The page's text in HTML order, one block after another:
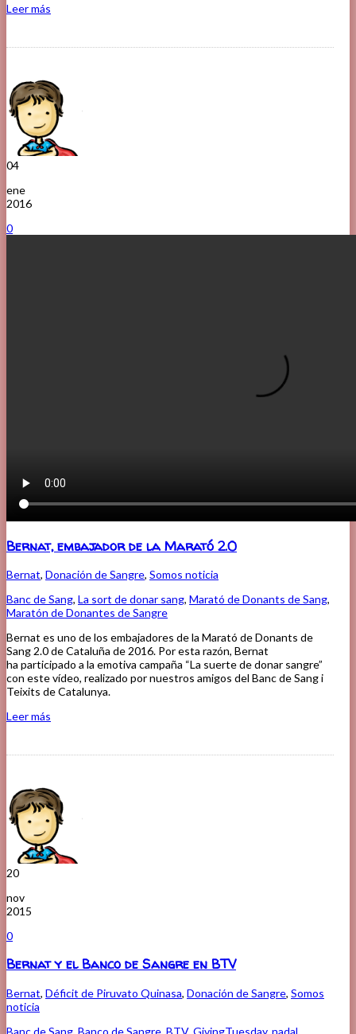
Leer más
04
ene
2016
0
Bernat, embajador de la Marató 2.0
Bernat, Donación de Sangre, Somos noticia
Banc de Sang, La sort de donar sang, Marató de Donants de Sang,
Maratón de Donantes de Sangre
Bernat es uno de los embajadores de la Marató de Donants de
Sang 2.0 de Cataluña de 2016. Por esta razón, Bernat
ha participado a la emotiva campaña “La suerte de donar sangre”
con este vídeo, realizado por nuestros amigos del Banc de Sang i
Teixits de Catalunya.
Leer más
20
nov
2015
0
Bernat y el Banco de Sangre en BTV
Bernat, Déficit de Piruvato Quinasa, Donación de Sangre, Somos
noticia
Banc de Sang, Banco de Sangre, BTV, GivingTuesday, nadal,